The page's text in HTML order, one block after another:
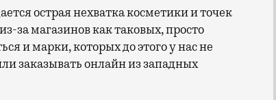
острая нехватка косметики и точек
за магазинов как таковых, просто
и марки, которых до этого у нас не
заказывать онлайн из западных